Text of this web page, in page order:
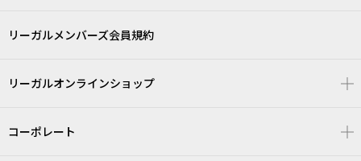
リーガルメンバーズ会員規約
リーガルオンラインショップ
コーポレート